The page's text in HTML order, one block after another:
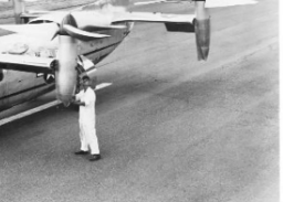
je viens d'arriver il y a quelques
les mêmes noms qu'aujourd'hui
à tous.en espérantque ces
vous auront plu ; Agur…
la Ferté samedi
non un peu trop loin pour moi !
vous étaient-ils présent au